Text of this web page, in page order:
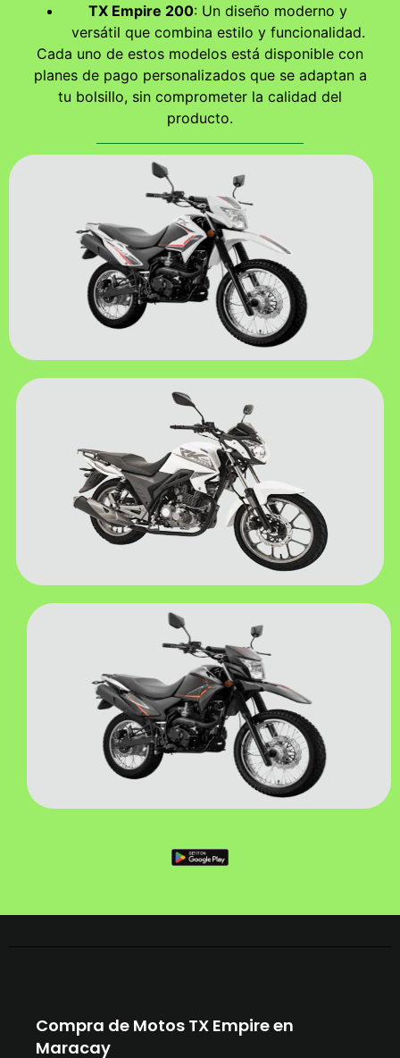
TX Empire 200: Un diseño moderno y
versátil que combina estilo y funcionalidad.
Cada uno de estos modelos está disponible con
planes de pago personalizados que se adaptan a
tu bolsillo, sin comprometer la calidad del
producto.
Compra de Motos TX Empire en
Maracay